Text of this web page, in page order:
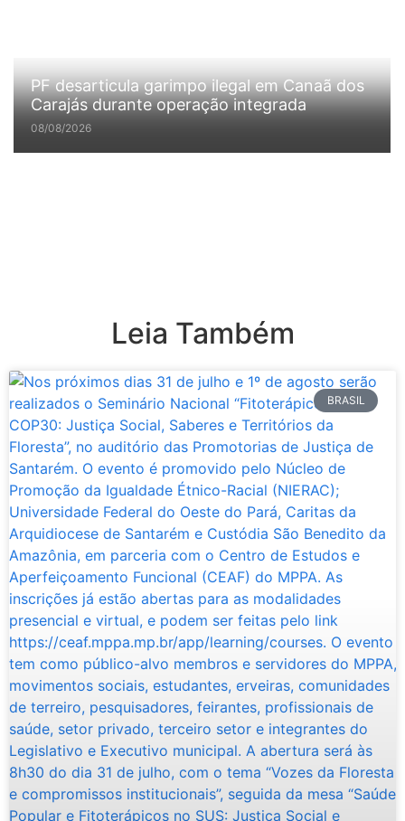
PF desarticula garimpo ilegal em Canaã dos
Carajás durante operação integrada
08/08/2026
Leia Também
BRASIL